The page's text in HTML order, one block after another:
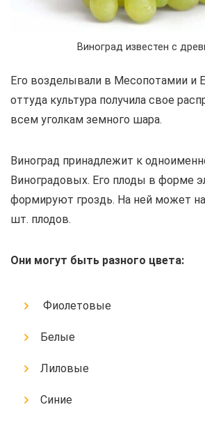
Виноград известен с
Его возделывали в Месопотамии и
оттуда культура получила свое
всем уголкам земного шара.
Виноград принадлежит к
Виноградовых. Его плоды в форме
формируют гроздь. На ней может
шт. плодов.
Они могут быть разного цвета:
Фиолетовые
Белые
Лиловые
Синие